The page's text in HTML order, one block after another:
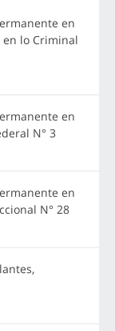
en
en lo Criminal
en
N° 3
en
N° 28